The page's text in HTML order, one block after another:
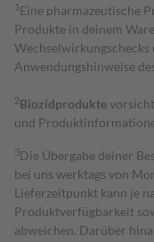
1 Eine pharmazeutische
Produkte in deinem
Anwendungshinweise
2Biozidprodukte
und
3Die Übergabe deiner
bei uns werktags von
Lieferzeitpunkt kann je
Produktverfügbarkeit
abweichen. Darüber